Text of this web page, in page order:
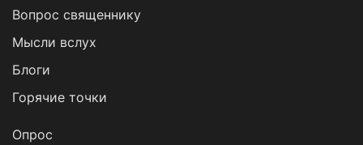
Вопрос священнику
Мысли вслух
Блоги
Горячие точки
Опрос